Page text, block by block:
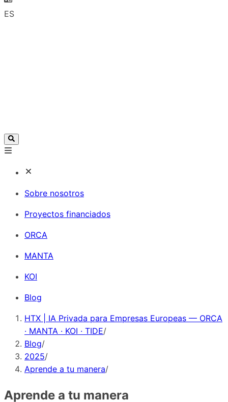
ES
Sobre nosotros
Proyectos financiados
ORCA
MANTA
KOI
Blog
HTX | IA Privada para Empresas Europeas — ORCA
· MANTA · KOI · TIDE/
Blog/
2025/
Aprende a tu manera/
Aprende a tu manera